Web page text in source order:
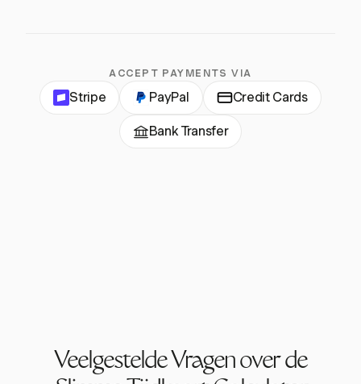
ACCEPT PAYMENTS VIA
Stripe PayPal Credit Cards
Bank Transfer
Veelgestelde Vragen over de